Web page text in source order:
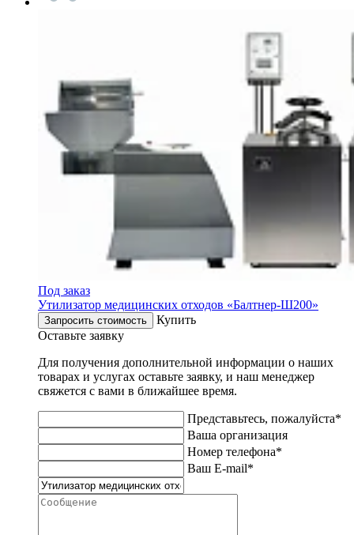
Под заказ
Утилизатор медицинских отходов «Балтнер-Ш200»
Запросить стоимость
Купить
Оставьте заявку
Для получения дополнительной информации о наших
товарах и услугах оставьте заявку, и наш менеджер
свяжется с вами в ближайшее время.
Представьтесь, пожалуйста*
Ваша организация
Номер телефона*
Ваш E-mail*